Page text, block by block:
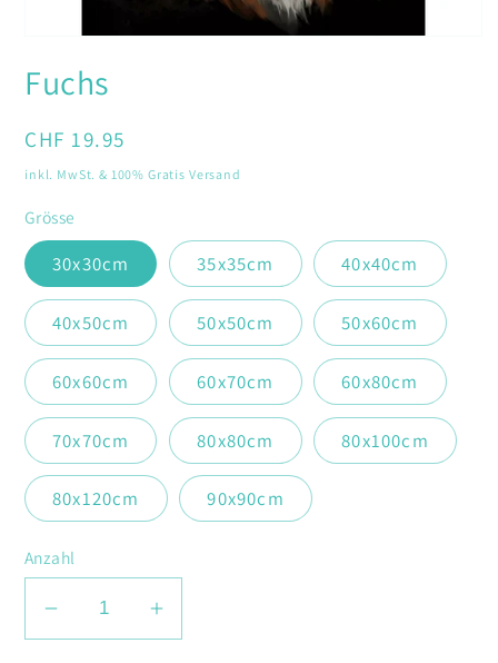
in
Modal
Fuchs
Normaler
Preis
CHF 19.95
inkl. MwSt. & 100% Gratis Versand
Grösse
30x30cm 35x35cm 40x40cm
40x50cm 50x50cm 50x60cm
60x60cm 60x70cm 60x80cm
70x70cm 80x80cm 80x100cm
80x120cm 90x90cm
Anzahl
VerringereErhöhe